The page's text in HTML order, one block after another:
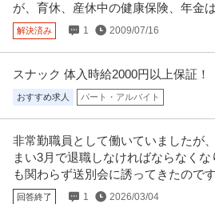
が、育休、産休中の健康保険、年金
か？
解決済み 1 2009/07/16
スナック 体入時給2000円以上保証！
おすすめ求人 パート・アルバイト
非常勤職員として働いていましたが
まい3月で退職しなければならなく
も関わらず送別会に誘ってきたので
トに当たりますか？
回答終了 1 2026/03/04